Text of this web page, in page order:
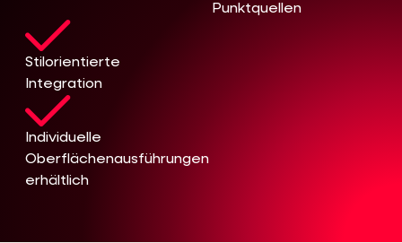
Punktquellen
Stilorientierte
Integration
Individuelle
Oberflächenausführungen
erhältlich